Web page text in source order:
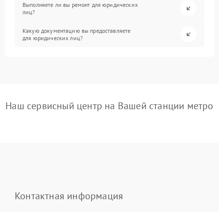
Выполняете ли вы ремонт для юридических
лиц?
Какую документацию вы предоставляете
для юридических лиц?
Наш сервисный центр на Вашей станции метро
Контактная информация